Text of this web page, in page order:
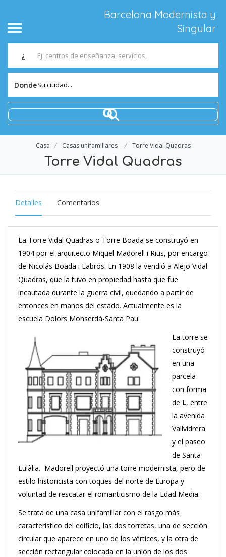
Barcelona Modernista y
Singular
¿
DondeSu ciudad...
Casa Casas unifamiliares Torre Vidal Quadras
Torre Vidal Quadras
Detalles Comentarios
La Torre Vidal Quadras o Torre Boada se construyó en
1904 por el arquitecto Miquel Madorell i Rius, por encargo
de Nicolás Boada i Labrós. En 1908 la vendió a Alejo Vidal
Quadras, que la tuvo en propiedad hasta que fue
incautada durante la guerra civil, quedando a partir de
entonces en manos del estado. Actualmente es la
escuela Dolors Monserdà-Santa Pau.
La torre se
construyó
en una
parcela
con forma
de L, entre
la avenida
Vallvidrera
y el paseo
de Santa
Eulàlia. Madorell proyectó una torre modernista, pero de
estilo historicista con toques del norte de Europa y
voluntad de rescatar el romanticismo de la Edad Media.
Se trata de una casa unifamiliar con el rasgo más
característico del edificio, las dos torretas, una de sección
circular que aparece en uno de los vértices, y la otra de
sección rectangular colocada en la unión de los dos